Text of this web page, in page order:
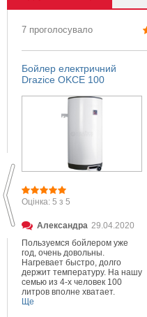
7 проголосувало
Бойлер електричний
Drazice OKCE 100
Оцінка: 5 з 5
Александра 29.04.2020
Пользуемся бойлером уже
год, очень довольны.
Нагревает быстро, долго
держит температуру. На нашу
семью из 4-х человек 100
литров вполне хватает.
Ще